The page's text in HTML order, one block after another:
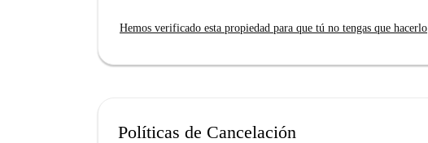
Hemos verificado esta propiedad para que tú no tengas que hacerlo
Políticas de Cancelación